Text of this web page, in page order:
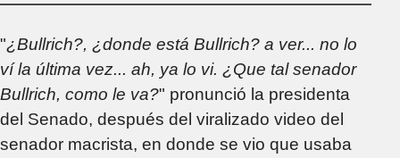
"¿Bullrich?, ¿donde está Bullrich? a ver... no lo
ví la última vez... ah, ya lo vi. ¿Que tal senador
Bullrich, como le va?" pronunció la presidenta
del Senado, después del viralizado video del
senador macrista, en donde se vio que usaba